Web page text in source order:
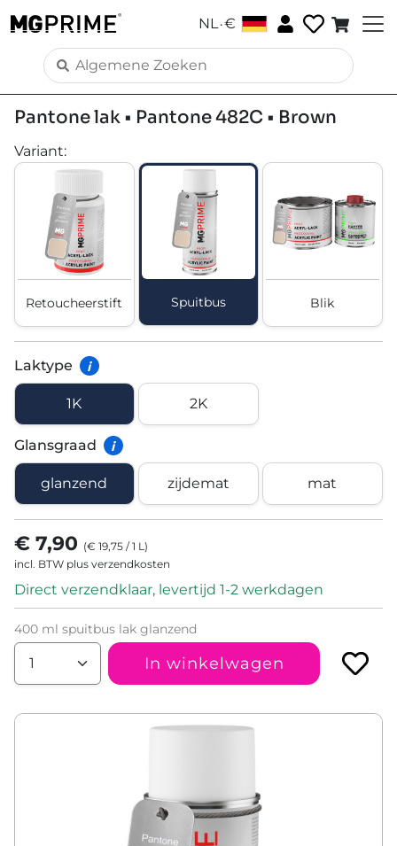
NL.€
Pantone lak • Pantone 482C • Brown
Variant:
Retoucheerstift Spuitbus Blik
Laktype i
1K 2K
Glansgraad i
glanzend zijdemat mat
€ 7,90 (€ 19,75 /1 L )
incl. BTW plus verzendkosten
Direct verzendklaar, levertijd 1-2 werkdagen
400 ml spuitbus lak glanzend
In winkelwagen